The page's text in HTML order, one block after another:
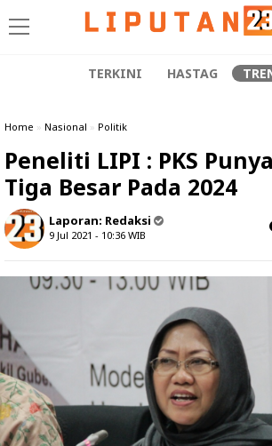
TERKINI HASTAG
Home » Nasional » Politik
Peneliti LIPI : PKS
Tiga Besar Pada 2024
Laporan: Redaksi
9 Jul 2021 - 10:36 WIB